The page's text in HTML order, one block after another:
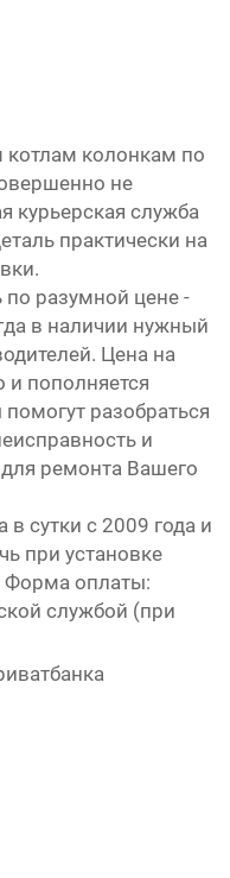
котлам колонкам по
не
курьерская служба
практически на
по разумной цене -
в наличии нужный
Цена на
и пополняется
разобраться
и
ремонта Вашего
сутки с 2009 года и
при установке
оплаты:
службой (при